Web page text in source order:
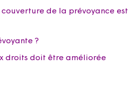
couverture de la prévoyance est
?
droits doit être améliorée